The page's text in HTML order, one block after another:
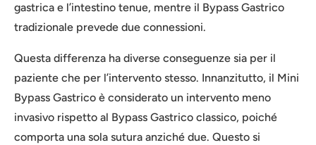
gastrica e l’intestino tenue, mentre il Bypass Gastrico
tradizionale prevede due connessioni.
Questa differenza ha diverse conseguenze sia per il
paziente che per l’intervento stesso. Innanzitutto, il Mini
Bypass Gastrico è considerato un intervento meno
invasivo rispetto al Bypass Gastrico classico, poiché
comporta una sola sutura anziché due. Questo si